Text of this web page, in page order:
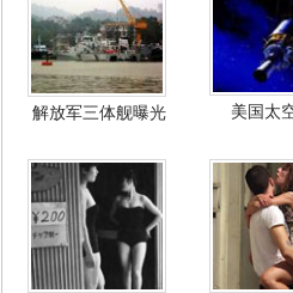
解放军三体舰曝光 美国太